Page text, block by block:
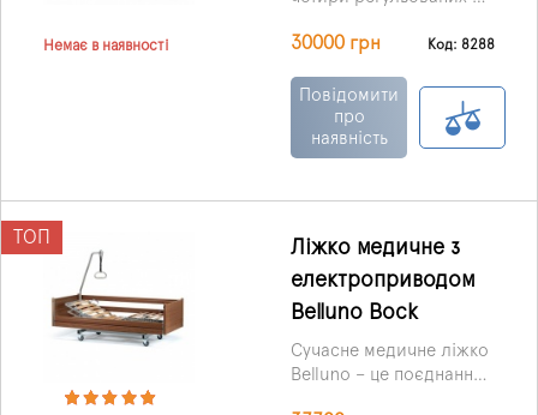
Немає в наявності
управління якими
безшумним
електромоторам.
30000 грн Код: 8288
Повідомити
про
наявність
ТОП
Ліжко медичне з
електроприводом
Belluno Bock
Сучасне медичне ліжко
Belluno – це поєднання